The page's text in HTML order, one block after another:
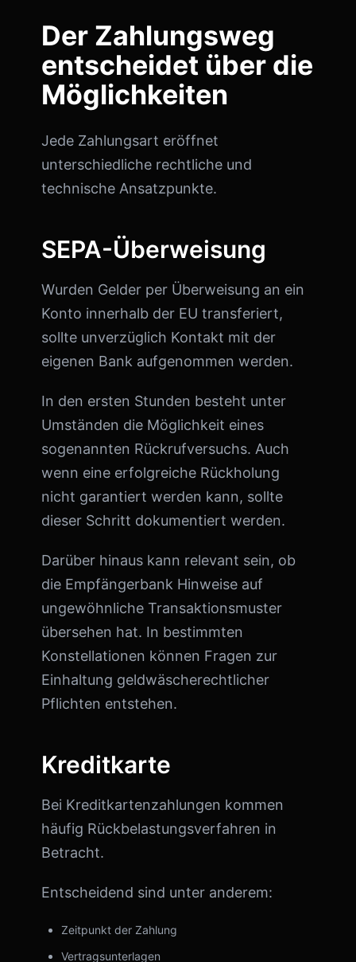
Der Zahlungsweg
entscheidet über die
Möglichkeiten
Jede Zahlungsart eröffnet
unterschiedliche rechtliche und
technische Ansatzpunkte.
SEPA-Überweisung
Wurden Gelder per Überweisung an ein
Konto innerhalb der EU transferiert,
sollte unverzüglich Kontakt mit der
eigenen Bank aufgenommen werden.
In den ersten Stunden besteht unter
Umständen die Möglichkeit eines
sogenannten Rückrufversuchs. Auch
wenn eine erfolgreiche Rückholung
nicht garantiert werden kann, sollte
dieser Schritt dokumentiert werden.
Darüber hinaus kann relevant sein, ob
die Empfängerbank Hinweise auf
ungewöhnliche Transaktionsmuster
übersehen hat. In bestimmten
Konstellationen können Fragen zur
Einhaltung geldwäscherechtlicher
Pflichten entstehen.
Kreditkarte
Bei Kreditkartenzahlungen kommen
häufig Rückbelastungsverfahren in
Betracht.
Entscheidend sind unter anderem:
Zeitpunkt der Zahlung
Vertragsunterlagen